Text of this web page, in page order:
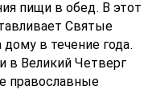
пищи в обед. В этот
Святые
в течение года.
в Великий Четверг
православные